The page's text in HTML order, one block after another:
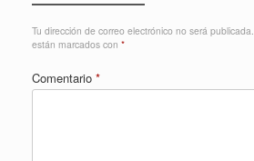
Tu dirección de correo electrónico no será publicada.
están marcados con *
Comentario *